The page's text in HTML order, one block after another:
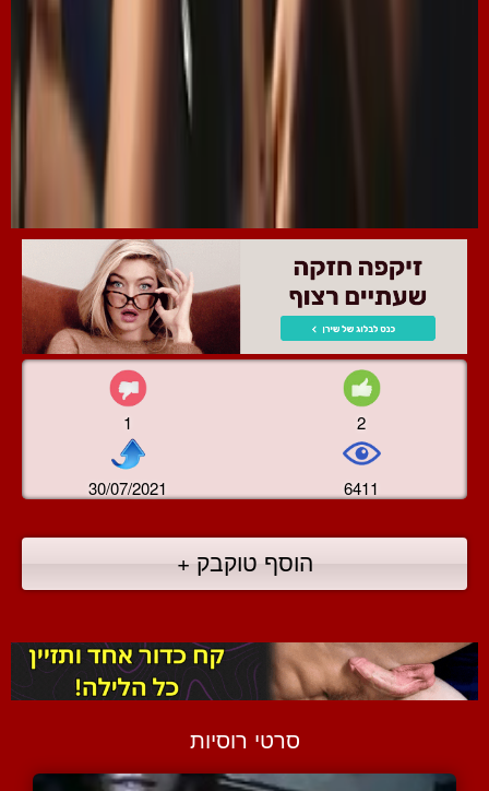
1 2
30/07/2021 6411
הוסף טוקבק +
סרטי רוסיות